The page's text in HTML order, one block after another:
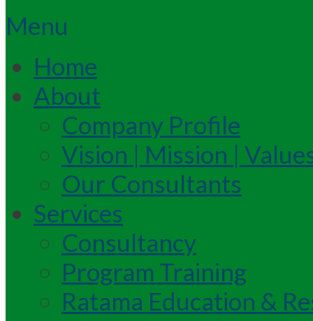
Menu
Home
About
Company Profile
Vision | Mission |
Our Consultants
Services
Consultancy
Program Training
Ratama Education &